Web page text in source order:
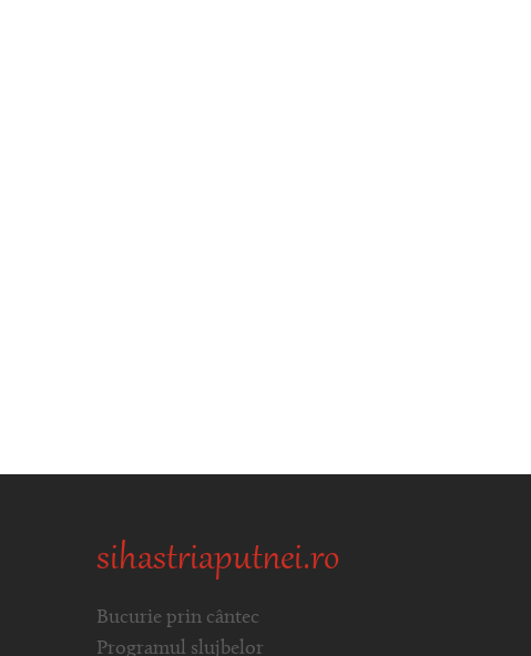
sihastriaputnei.ro
Bucurie prin cântec
Programul slujbelor